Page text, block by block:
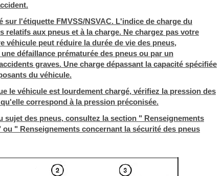
l'étiquette FMVSS/NSVAC. L'indice de charge du
aux pneus et à la charge. Ne chargez pas votre
véhicule peut réduire la durée de vie des pneus,
défaillance prématurée des pneus ou par un
graves. Une charge dépassant la capacité spécifiée
du véhicule.
le véhicule est lourdement chargé, vérifiez la pression des
correspond à la pression préconisée.
des pneus, consultez la section " Renseignements
" Renseignements concernant la sécurité des pneus